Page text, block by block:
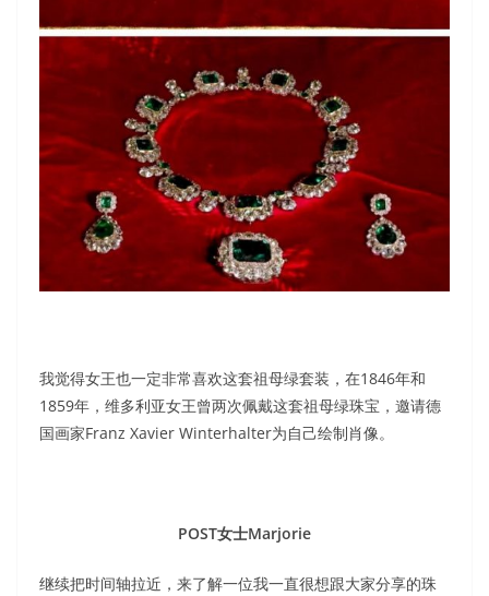
我觉得女王也一定非常喜欢这套祖母绿套装，在1846年和
1859年，维多利亚女王曾两次佩戴这套祖母绿珠宝，邀请德
国画家Franz Xavier Winterhalter为自己绘制肖像。
POST女士Marjorie
继续把时间轴拉近，来了解一位我一直很想跟大家分享的珠